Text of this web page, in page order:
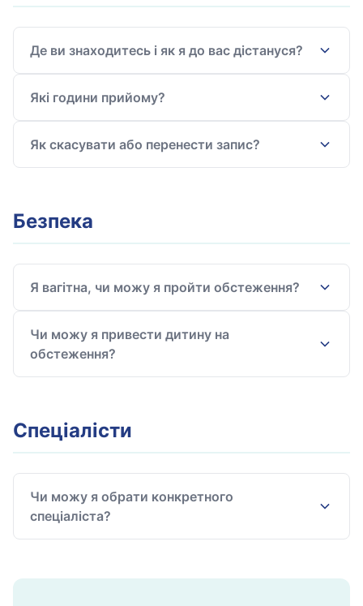
Де ви знаходитесь і як я до вас дістануся?
Які години прийому?
Як скасувати або перенести запис?
Безпека
Я вагітна, чи можу я пройти обстеження?
Чи можу я привести дитину на
обстеження?
Спеціалісти
Чи можу я обрати конкретного
спеціаліста?